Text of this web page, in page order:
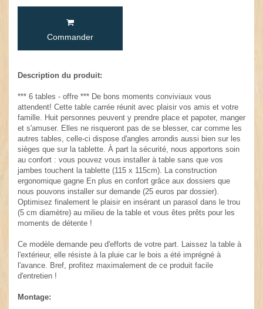
Commander
Description du produit:
*** 6 tables - offre *** De bons moments conviviaux vous
attendent! Cette table carrée réunit avec plaisir vos amis et votre
famille. Huit personnes peuvent y prendre place et papoter, manger
et s'amuser. Elles ne risqueront pas de se blesser, car comme les
autres tables, celle-ci dispose d'angles arrondis aussi bien sur les
sièges que sur la tablette. À part la sécurité, nous apportons soin
au confort : vous pouvez vous installer à table sans que vos
jambes touchent la tablette (115 x 115cm). La construction
ergonomique gagne En plus en confort grâce aux dossiers que
nous pouvons installer sur demande (25 euros par dossier).
Optimisez finalement le plaisir en insérant un parasol dans le trou
(5 cm diamètre) au milieu de la table et vous êtes prêts pour les
moments de détente !
Ce modèle demande peu d'efforts de votre part. Laissez la table à
l'extérieur, elle résiste à la pluie car le bois a été imprégné à
l'avance. Bref, profitez maximalement de ce produit facile
d'entretien !
Montage: